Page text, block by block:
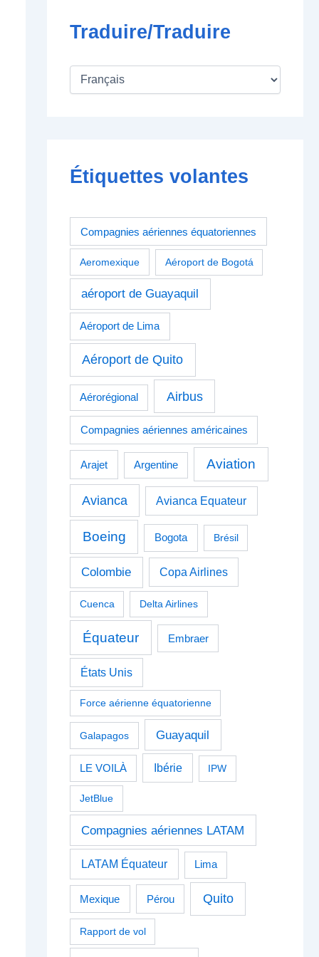
Traduire/Traduire
Étiquettes volantes
Compagnies aériennes équatoriennes
Aeromexique Aéroport de Bogotá
aéroport de Guayaquil
Aéroport de Lima
Aéroport de Quito
Aérorégional Airbus
Compagnies aériennes américaines
Arajet Argentine Aviation
Avianca Avianca Equateur
Boeing Bogota Brésil
Colombie Copa Airlines
Cuenca Delta Airlines
Équateur Embraer
États Unis
Force aérienne équatorienne
Galapagos Guayaquil
LE VOILÀ Ibérie IPW
JetBlue
Compagnies aériennes LATAM
LATAM Équateur Lima
Mexique Pérou Quito
Rapport de vol